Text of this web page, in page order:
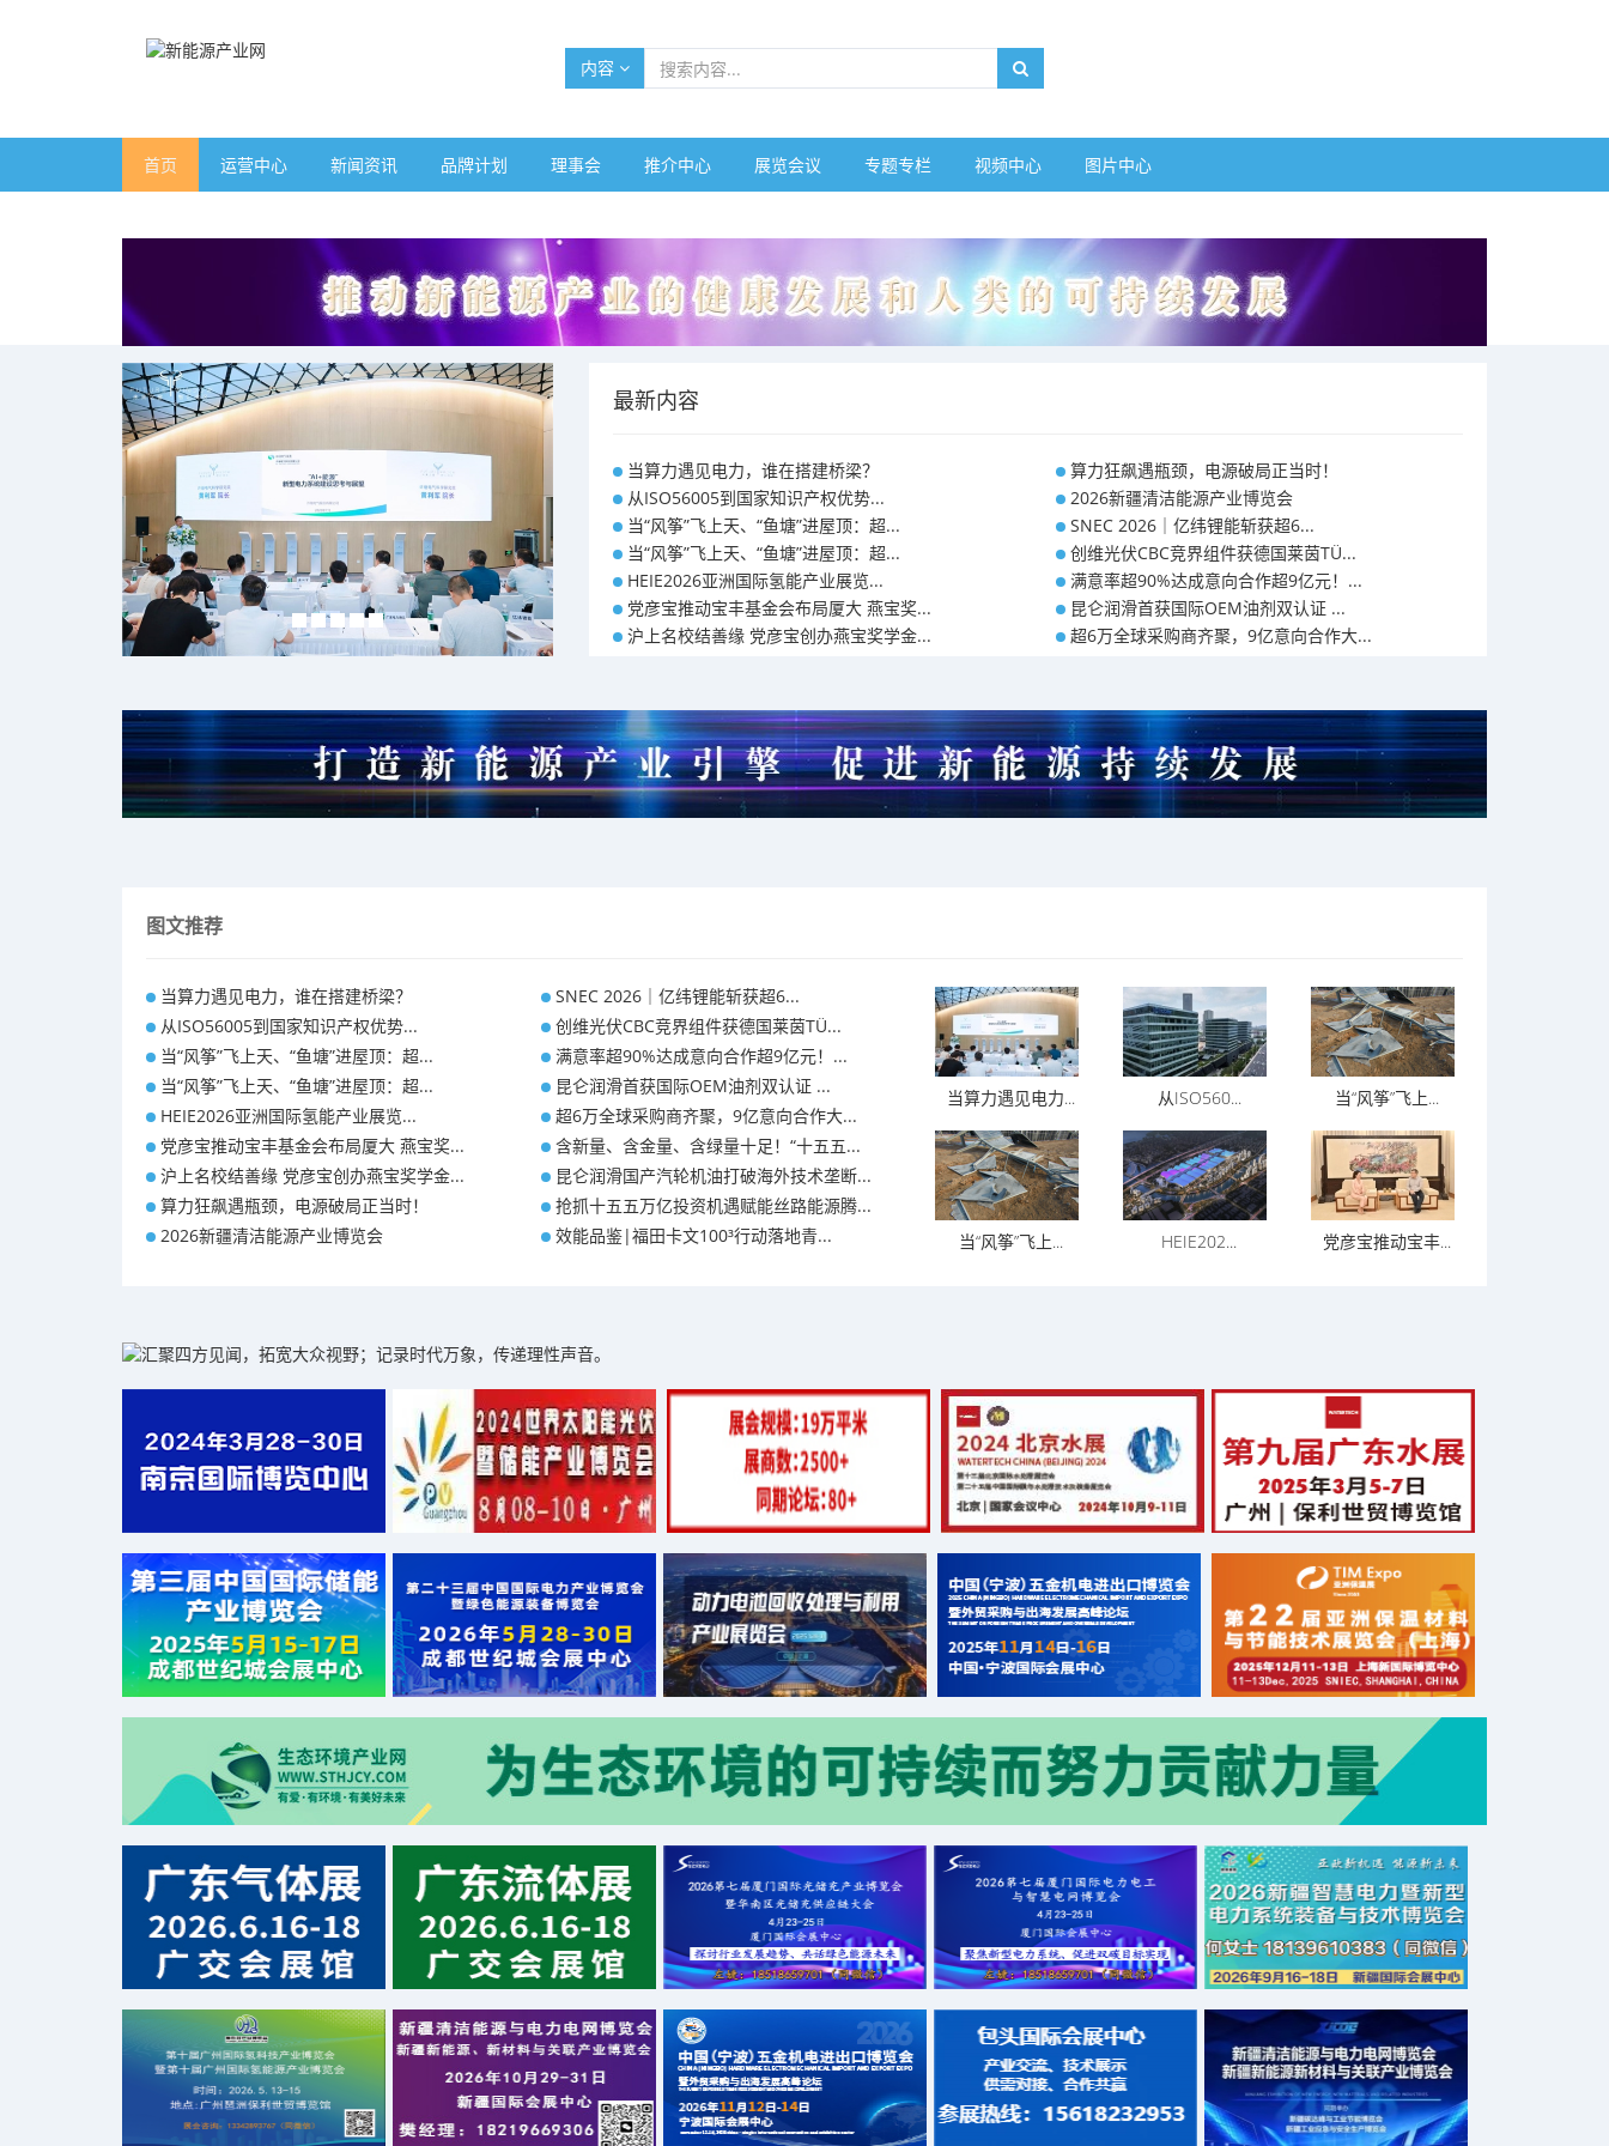
内容
首页 运营中心 新闻资讯 品牌计划 理事会 推介中心 展览会议 专题专栏 视频中心 图片中心
最新内容
当算力遇见电力，谁在搭建桥梁？
从ISO56005到国家知识产权优势...
当“风筝”飞上天、“鱼塘”进屋顶：超...
当“风筝”飞上天、“鱼塘”进屋顶：超...
HEIE2026亚洲国际氢能产业展览...
党彦宝推动宝丰基金会布局厦大 燕宝奖...
沪上名校结善缘 党彦宝创办燕宝奖学金...
算力狂飙遇瓶颈，电源破局正当时！
2026新疆清洁能源产业博览会
SNEC 2026｜亿纬锂能斩获超6...
创维光伏CBC竞界组件获德国莱茵TÜ...
满意率超90%达成意向合作超9亿元！...
​昆仑润滑首获国际OEM油剂双认证 ...
超6万全球采购商齐聚，9亿意向合作大...
图文推荐
当算力遇见电力，谁在搭建桥梁？
从ISO56005到国家知识产权优势...
当“风筝”飞上天、“鱼塘”进屋顶：超...
当“风筝”飞上天、“鱼塘”进屋顶：超...
HEIE2026亚洲国际氢能产业展览...
党彦宝推动宝丰基金会布局厦大 燕宝奖...
沪上名校结善缘 党彦宝创办燕宝奖学金...
算力狂飙遇瓶颈，电源破局正当时！
2026新疆清洁能源产业博览会
SNEC 2026｜亿纬锂能斩获超6...
创维光伏CBC竞界组件获德国莱茵TÜ...
满意率超90%达成意向合作超9亿元！...
​昆仑润滑首获国际OEM油剂双认证 ...
超6万全球采购商齐聚，9亿意向合作大...
含新量、含金量、含绿量十足！“十五五...
昆仑润滑国产汽轮机油打破海外技术垄断...
抢抓十五五万亿投资机遇赋能丝路能源腾...
效能品鉴|福田卡文100³行动落地青...
当算力遇见电力... 从ISO560... 当“风筝”飞上...
当“风筝”飞上... HEIE202... 党彦宝推动宝丰...